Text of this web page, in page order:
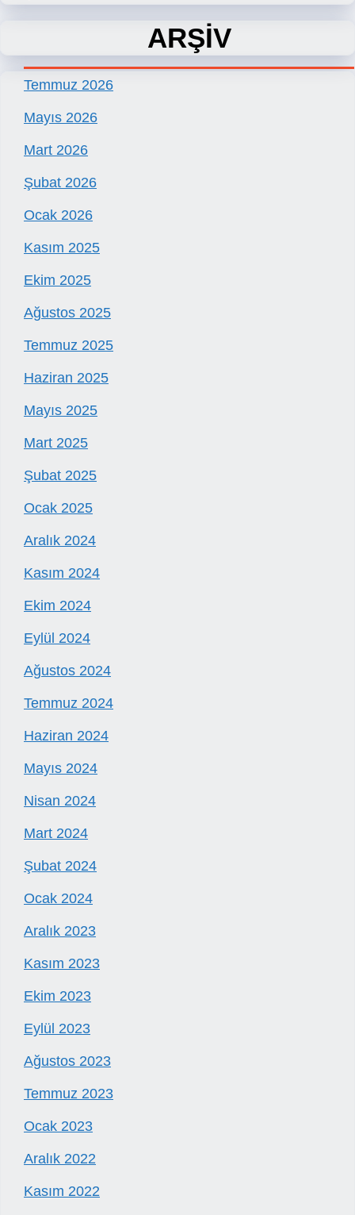
ARŞİV
Temmuz 2026
Mayıs 2026
Mart 2026
Şubat 2026
Ocak 2026
Kasım 2025
Ekim 2025
Ağustos 2025
Temmuz 2025
Haziran 2025
Mayıs 2025
Mart 2025
Şubat 2025
Ocak 2025
Aralık 2024
Kasım 2024
Ekim 2024
Eylül 2024
Ağustos 2024
Temmuz 2024
Haziran 2024
Mayıs 2024
Nisan 2024
Mart 2024
Şubat 2024
Ocak 2024
Aralık 2023
Kasım 2023
Ekim 2023
Eylül 2023
Ağustos 2023
Temmuz 2023
Ocak 2023
Aralık 2022
Kasım 2022